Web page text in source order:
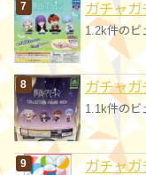
ガチャガ
1.2k件のビ
ガチャガ
1.1k件のビ
ガチャガ